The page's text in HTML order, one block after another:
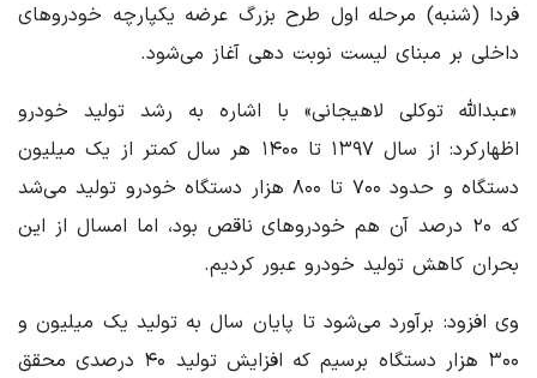
فردا (شنبه) مرحله اول طرح بزرگ عرضه یکپارچه خودروهای
داخلی بر مبنای لیست نوبت دهی آغاز می‌شود.
«عبدالله توکلی لاهیجانی» با اشاره به رشد تولید خودرو
اظهارکرد: ‌از سال ۱۳۹۷ تا ۱۴۰۰ هر سال کمتر از یک میلیون
دستگاه و حدود ۷۰۰ تا ۸۰۰ هزار دستگاه خودرو تولید می‌شد
که ۲۰ درصد آن هم خودروهای ناقص بود، اما امسال از این
بحران کاهش تولید خودرو عبور کردیم.
وی افزود: برآورد می‌شود تا پایان سال به تولید یک میلیون و
۳۰۰ هزار دستگاه برسیم که افزایش تولید ۴۰ درصدی محقق